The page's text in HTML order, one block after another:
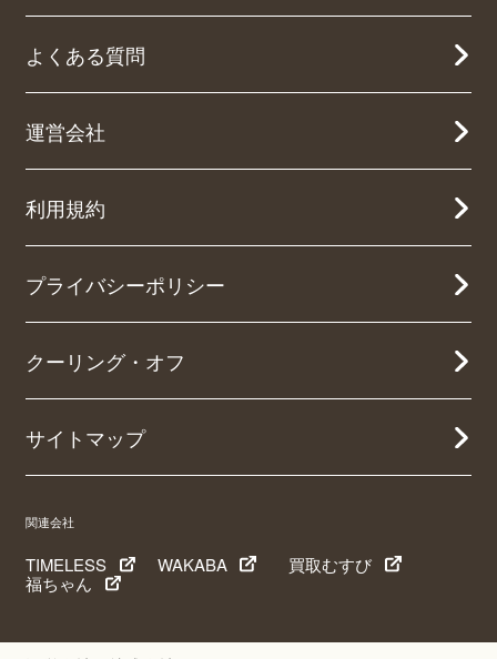
よくある質問
運営会社
利用規約
プライバシーポリシー
クーリング・オフ
サイトマップ
関連会社
TIMELESS WAKABA
買取むすび
福ちゃん